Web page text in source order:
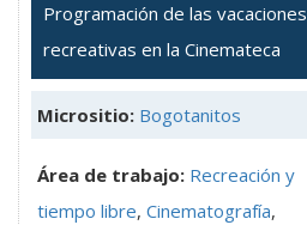
Programación de las vacaciones
recreativas en la Cinemateca
Micrositio: Bogotanitos
Área de trabajo: Recreación y
tiempo libre, Cinematografía,